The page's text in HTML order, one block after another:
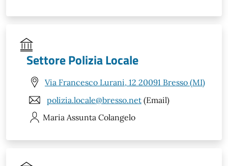
Settore Polizia Locale
Via Francesco Lurani, 12 20091 Bresso (MI)
polizia.locale@bresso.net (Email)
Maria Assunta Colangelo